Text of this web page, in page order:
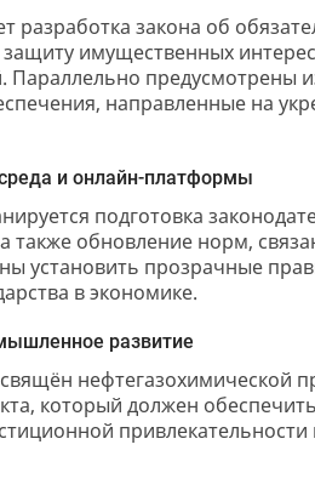
разработка закона об
имущественных
Параллельно предусмотрены
направленные на
и онлайн-платформы
подготовка
обновление норм,
установить прозрачные
в экономике.
развитие
нефтегазохимической
который должен
привлекательности